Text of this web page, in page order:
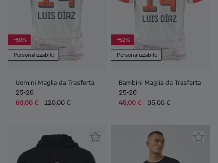
-50%
Personalizzabile
Uomini Maglia da Trasferta
25-26
60,00 €
120,00 €
-52%
Personalizzabile
Bambini Maglia da Trasferta
25-26
45,00 €
95,00 €